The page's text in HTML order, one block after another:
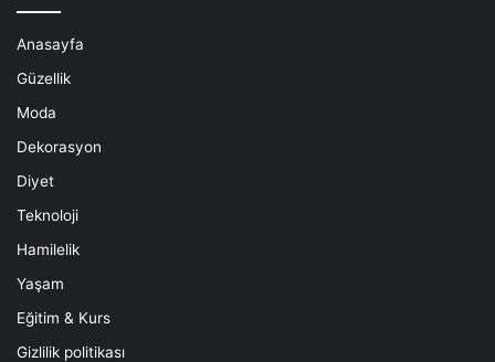
Anasayfa
Güzellik
Moda
Dekorasyon
Diyet
Teknoloji
Hamilelik
Yaşam
Eğitim & Kurs
Gizlilik politikası